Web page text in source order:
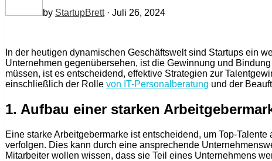
by StartupBrett· Juli 26, 2024
In der heutigen dynamischen Geschäftswelt sind Startups ein
Unternehmen gegenübersehen, ist die Gewinnung und
müssen, ist es entscheidend, effektive Strategien zur
einschließlich der Rolle von IT-Personalberatung und der
1. Aufbau einer starken
Eine starke Arbeitgebermarke ist entscheidend, um Top-
verfolgen. Dies kann durch eine ansprechende
Mitarbeiter wollen wissen, dass sie Teil eines Unternehmens